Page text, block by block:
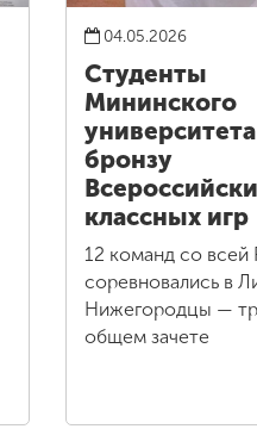
04.05.2026
Студенты
Мининского
бронзу
классных игр
12 команд со всей
соревновались в
Нижегородцы —
общем зачете